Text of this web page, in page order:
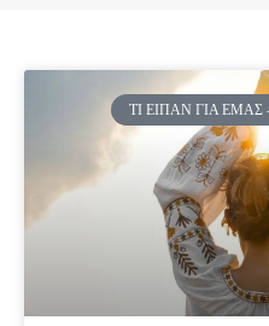
ΤΙ ΕΊΠΑΝ ΓΙΑ